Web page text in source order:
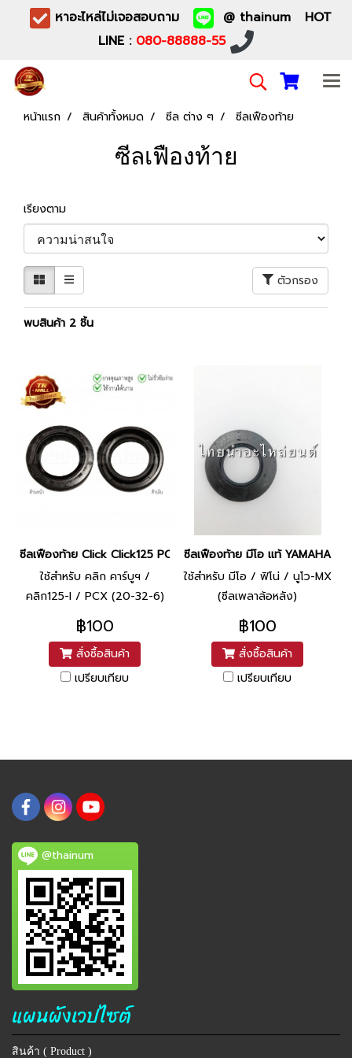
หาอะไหล่ไม่เจอสอบถาม
@ thainum HOT
LINE : 080-88888-55
หน้าแรก สินค้าทั้งหมด ซีล ต่าง ๆ ซีลเฟืองท้าย
ซีลเฟืองท้าย
เรียงตาม
ตัวกรอง
พบสินค้า 2 ชิ้น
ซีลเฟืองท้าย Click Click125 PCX แท้ ศูนย์ (20-32-6) ยี่ห้อ Honda
ใช้สำหรับ คลิก คาร์บูฯ /
คลิก125-I / PCX (20-32-6)
฿100
สั่งซื้อสินค้า
เปรียบเทียบ
ซีลเฟืองท้าย มีโอ แท้ YAMAHA
ใช้สำหรับ มีโอ / ฟิโน่ / นูโว-MX
(ซีลเพลาล้อหลัง)
฿100
สั่งซื้อสินค้า
เปรียบเทียบ
@thainum
แผนผังเวปไซต์
สินค้า ( Product )